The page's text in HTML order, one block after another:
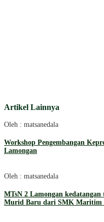
Artikel Lainnya
Oleh : matsanedala
Workshop Pengembangan
Lamongan
Oleh : matsanedala
MTsN 2 Lamongan kedatangan
Murid Baru dari SMK Maritim